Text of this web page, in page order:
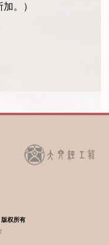
。）
权所有